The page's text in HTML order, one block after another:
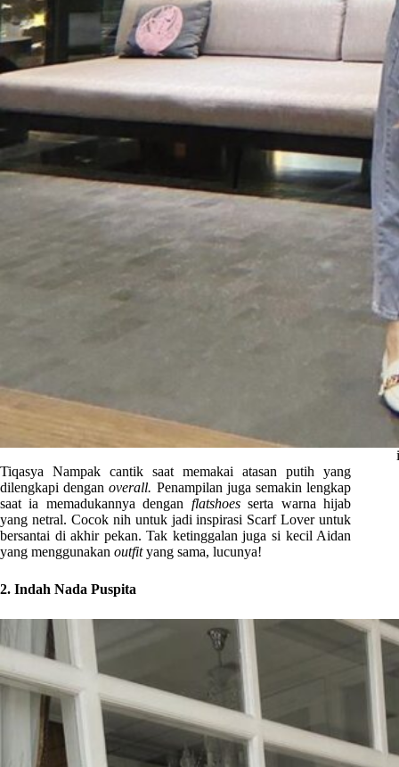
Tiqasya Nampak cantik saat memakai atasan putih yang
dilengkapi denganoverall. Penampilan juga semakin lengkap
saat ia memadukannya dengan flatshoesserta warna hijab
yang netral. Cocok nih untuk jadi inspirasi Scarf Lover untuk
bersantai di akhir pekan. Tak ketinggalan juga si kecil Aidan
yang menggunakan outfityang sama, lucunya!
2. Indah Nada Puspita